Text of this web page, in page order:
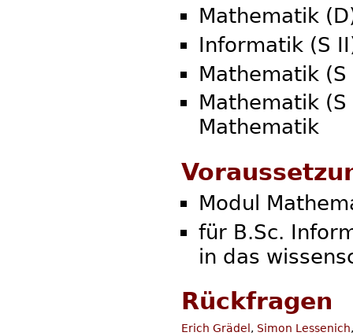
Mathematik
Informatik (S
Mathematik
Mathematik
Mathematik
Modul
für B.Sc.
in das
Rückfragen
Erich Grädel , Simon Lessenich